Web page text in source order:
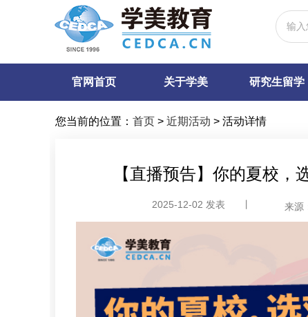
官网首页 关于学美 研究生留学
您当前的位置： 首页 > 近期活动 > 活动详情
【直播预告】你的夏校
2025-12-02 发表 来源